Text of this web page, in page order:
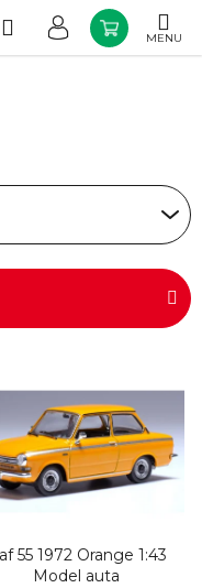
Hľadať
KOŠÍK
55 1972 Orange 1:43
Model auta